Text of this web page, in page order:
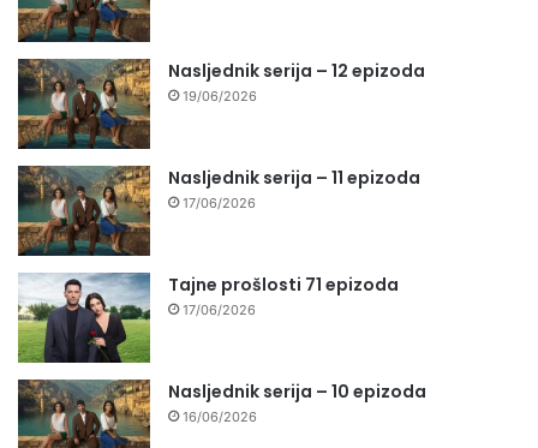
Nasljednik serija – 12 epizoda
19/06/2026
Nasljednik serija – 11 epizoda
17/06/2026
Tajne prošlosti 71 epizoda
17/06/2026
Nasljednik serija – 10 epizoda
16/06/2026